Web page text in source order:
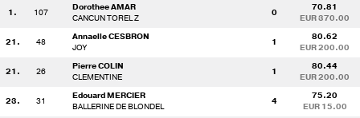
1. 107
Dorothee AMAR
CANCUN TOREL Z
0
70.81
EUR 370.00
21. 48
Annaelle CESBRON
JOY
1
80.62
EUR 200.00
21. 26
Pierre COLIN
CLEMENTINE
1
80.44
EUR 200.00
23. 31
Edouard MERCIER
BALLERINE DE BLONDEL
4
75.20
EUR 15.00